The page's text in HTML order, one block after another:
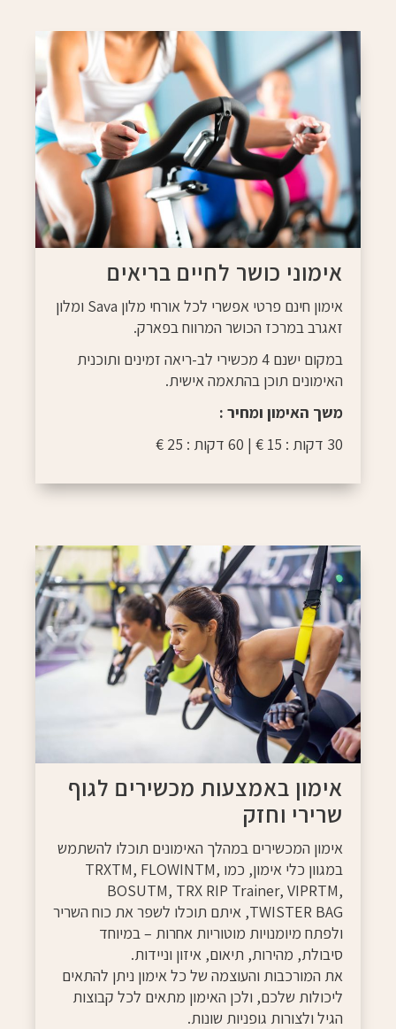
אימוני כושר לחיים בריאים
אימון חינם פרטי אפשרי לכל אורחי מלון Sava ומלון
זאגרב במרכז הכושר המרווח בפארק.
במקום ישנם 4 מכשירי לב-ריאה זמינים ותוכנית
האימונים תוכן בהתאמה אישית.
משך האימון ומחיר :
30 דקות : 15 € | 60 דקות : 25 €
אימון באמצעות מכשירים לגוף
שרירי וחזק
אימון המכשירים במהלך האימונים תוכלו להשתמש
במגוון כלי אימון, כמו TRXTM, FLOWINTM,
BOSUTM, TRX RIP Trainer, VIPRTM,
TWISTER BAG, איתם תוכלו לשפר את כוח השריר
ולפתח מיומנויות מוטוריות אחרות – במיוחד
סיבולת, מהירות, תיאום, איזון וניידות.
את המורכבות והעוצמה של כל אימון ניתן להתאים
ליכולות שלכם, ולכן האימון מתאים לכל קבוצות
הגיל ולצורות גופניות שונות.